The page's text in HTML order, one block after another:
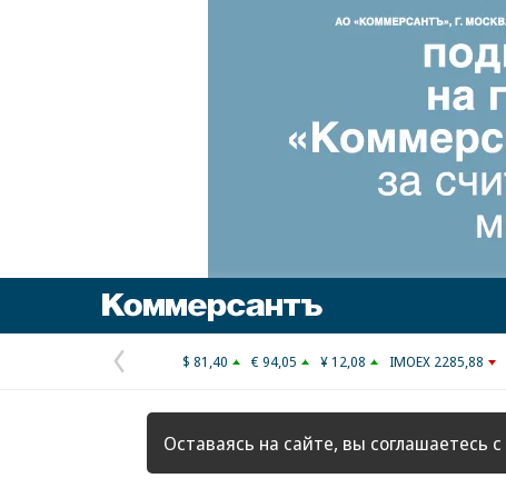
Предыдущая
страница
$ 81,40 € 94,05 ¥ 12,08 IMOEX 2285,88
Оставаясь на сайте, вы соглашаетесь с